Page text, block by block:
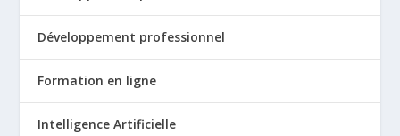
Développement professionnel
Formation en ligne
Intelligence Artificielle